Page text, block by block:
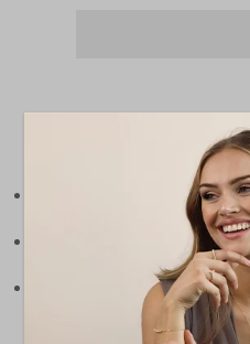
ZUR WUNSCHLISTE
Bestellungen bis 13:00
Regel noch am
Innerhalb Deutschlands
bis 3
Für Lieferungen
geschätzte